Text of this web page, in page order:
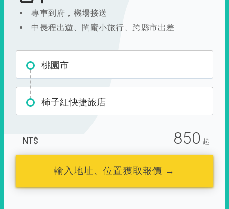
專車到府，機場接送
中長程出遊、閨蜜小旅行、跨縣市出差
桃園市
柿子紅快捷旅店
NT$ 850 起
輸入地址、位置獲取報價 →